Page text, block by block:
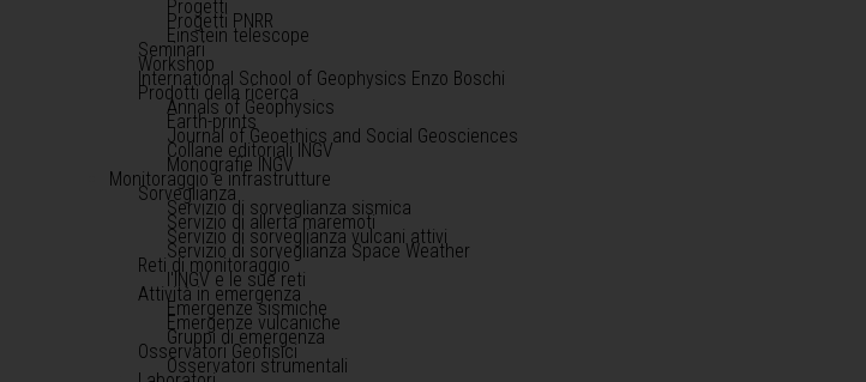
Progetti
Progetti PNRR
Einstein telescope
Seminari
Workshop
International School of Geophysics Enzo Boschi
Prodotti della ricerca
Annals of Geophysics
Earth-prints
Journal of Geoethics and Social Geosciences
Collane editoriali INGV
Monografie INGV
Monitoraggio e infrastrutture
Sorveglianza
Servizio di sorveglianza sismica
Servizio di allerta maremoti
Servizio di sorveglianza vulcani attivi
Servizio di sorveglianza Space Weather
Reti di monitoraggio
l'INGV e le sue reti
Attività in emergenza
Emergenze sismiche
Emergenze vulcaniche
Gruppi di emergenza
Osservatori Geofisici
Osservatori strumentali